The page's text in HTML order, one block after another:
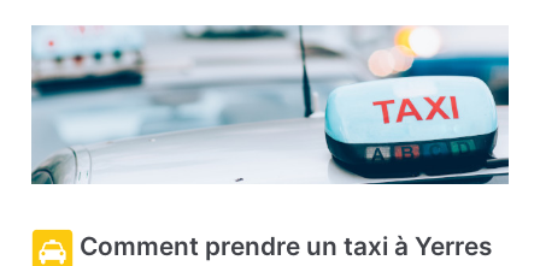
Comment prendre un taxi à Yerres